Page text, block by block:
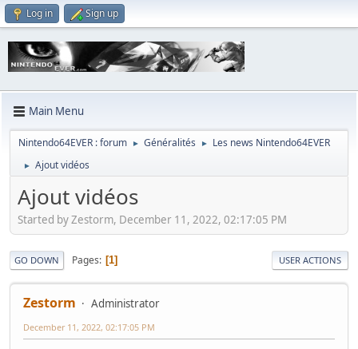
Log in Sign up
Main Menu
Nintendo64EVER : forum ► Généralités ► Les news Nintendo64EVER
► Ajout vidéos
Ajout vidéos
Started by Zestorm, December 11, 2022, 02:17:05 PM
GO DOWN Pages 1 USER ACTIONS
Zestorm Administrator
December 11, 2022, 02:17:05 PM